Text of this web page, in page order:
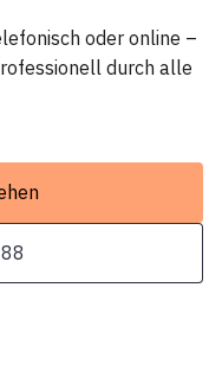
oder online –
durch alle